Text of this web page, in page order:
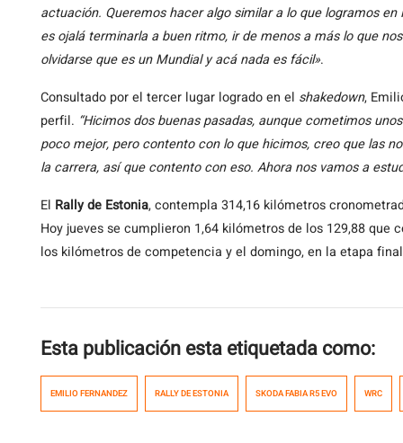
actuación. Queremos hacer algo similar a lo que logramos
es ojalá terminarla a buen ritmo, ir de menos a más lo que
olvidarse que es un Mundial y acá nada es fácil».
Consultado por el tercer lugar logrado en el shakedown,
perfil. “Hicimos dos buenas pasadas, aunque cometimos
poco mejor, pero contento con lo que hicimos, creo que las
la carrera, así que contento con eso. Ahora nos vamos a
El Rally de Estonia, contempla 314,16 kilómetros
Hoy jueves se cumplieron 1,64 kilómetros de los 129,88 que
los kilómetros de competencia y el domingo, en la etapa
Esta publicación esta etiquetada como:
EMILIO FERNANDEZ RALLY DE ESTONIA SKODA FABIA R5 EVO WRC